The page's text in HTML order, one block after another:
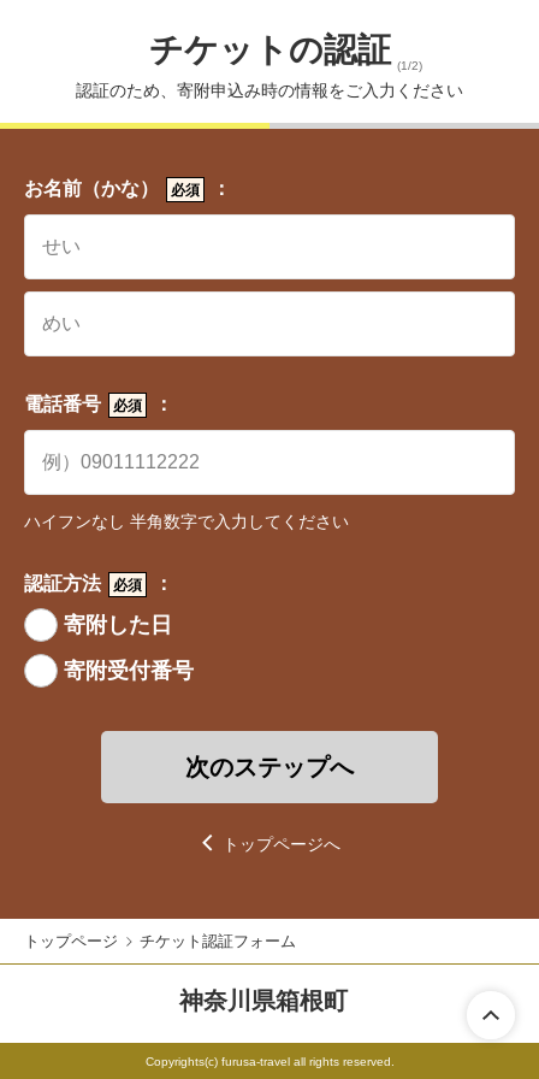
チケットの認証 (1/2)
認証のため、寄附申込み時の情報をご入力ください
お名前（かな） 必須 ：
電話番号 必須 ：
ハイフンなし 半角数字で入力してください
認証方法 必須 ：
寄附した日
寄附受付番号
次のステップへ
トップページへ
ワンストップ特例制度とは、所定の利用条件を満た
ワンストップ特例制度を利用するには寄附後、「ワ
ンストップ特例申請書」を寄附先の自治体に提出す
る必要があります。
トップページ チケット認証フォーム
神奈川県箱根町
Copyrights(c) furusa-travel all rights reserved.